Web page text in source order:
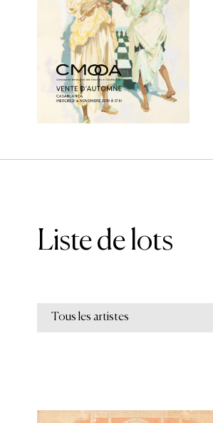
Liste de lots
Tous les artistes